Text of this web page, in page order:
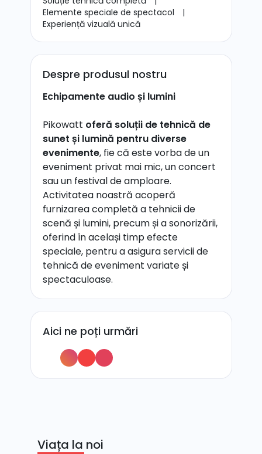
Elemente speciale de spectacol
|
Experiență vizuală unică
Despre produsul nostru
Echipamente audio și lumini
Pikowatt oferă soluții de tehnică de
sunet și lumină pentru diverse
evenimente, fie că este vorba de un
eveniment privat mai mic, un concert
sau un festival de amploare.
Activitatea noastră acoperă
furnizarea completă a tehnicii de
scenă și lumini, precum și a sonorizării,
oferind în același timp efecte
speciale, pentru a asigura servicii de
tehnică de eveniment variate și
spectaculoase.
Aici ne poți urmări
Viața la noi